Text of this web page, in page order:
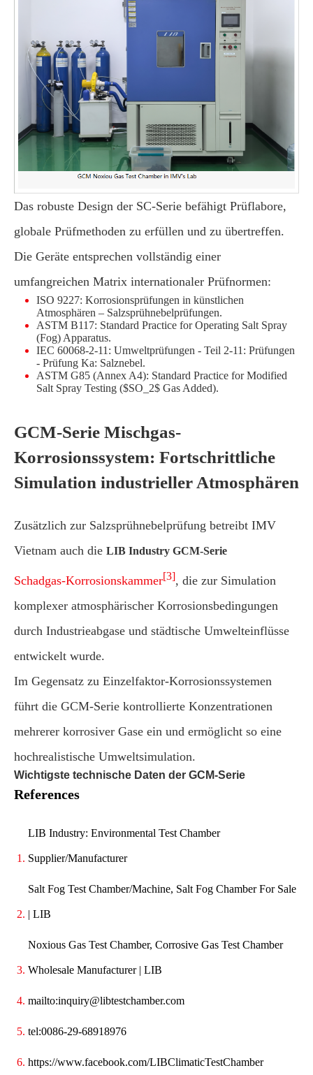
Das robuste Design der SC-Serie befähigt Prüflabore,
globale Prüfmethoden zu erfüllen und zu übertreffen.
Die Geräte entsprechen vollständig einer
umfangreichen Matrix internationaler Prüfnormen:
ISO 9227: Korrosionsprüfungen in künstlichen
Atmosphären – Salzsprühnebelprüfungen.
ASTM B117: Standard Practice for Operating Salt Spray
(Fog) Apparatus.
IEC 60068-2-11: Umweltprüfungen - Teil 2-11: Prüfungen
- Prüfung Ka: Salznebel.
ASTM G85 (Annex A4): Standard Practice for Modified
Salt Spray Testing ($SO_2$ Gas Added).
GCM-Serie Mischgas-
Korrosionssystem: Fortschrittliche
Simulation industrieller Atmosphären
Zusätzlich zur Salzsprühnebelprüfung betreibt IMV
Vietnam auch die LIB Industry GCM-Serie
Schadgas-Korrosionskammer[3], die zur Simulation
komplexer atmosphärischer Korrosionsbedingungen
durch Industrieabgase und städtische Umwelteinflüsse
entwickelt wurde.
Im Gegensatz zu Einzelfaktor-Korrosionssystemen
führt die GCM-Serie kontrollierte Konzentrationen
mehrerer korrosiver Gase ein und ermöglicht so eine
hochrealistische Umweltsimulation.
Wichtigste technische Daten der GCM-Serie
References
LIB Industry: Environmental Test Chamber
Supplier/Manufacturer
Salt Fog Test Chamber/Machine, Salt Fog Chamber For Sale
| LIB
Noxious Gas Test Chamber, Corrosive Gas Test Chamber
Wholesale Manufacturer | LIB
mailto:inquiry@libtestchamber.com
tel:0086-29-68918976
https://www.facebook.com/LIBClimaticTestChamber